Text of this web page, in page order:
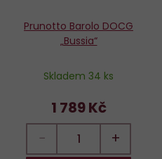
Prunotto Barolo DOCG
„Bussia“
Skladem 34 ks
1 789 Kč
− +